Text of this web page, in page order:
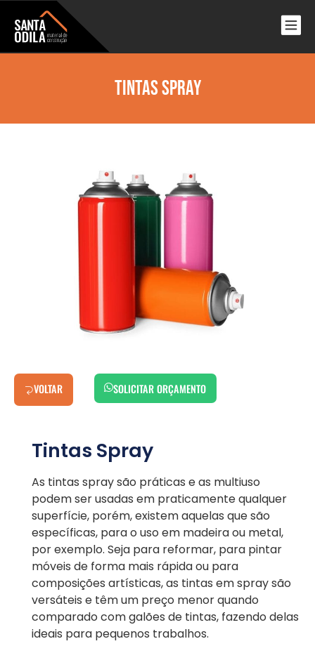
Tintas Spray
VOLTAR SOLICITAR ORÇAMENTO
Tintas Spray
As tintas spray são práticas e as multiuso
podem ser usadas em praticamente qualquer
superfície, porém, existem aquelas que são
específicas, para o uso em madeira ou metal,
por exemplo. Seja para reformar, para pintar
móveis de forma mais rápida ou para
composições artísticas, as tintas em spray são
versáteis e têm um preço menor quando
comparado com galões de tintas, fazendo delas
ideais para pequenos trabalhos.